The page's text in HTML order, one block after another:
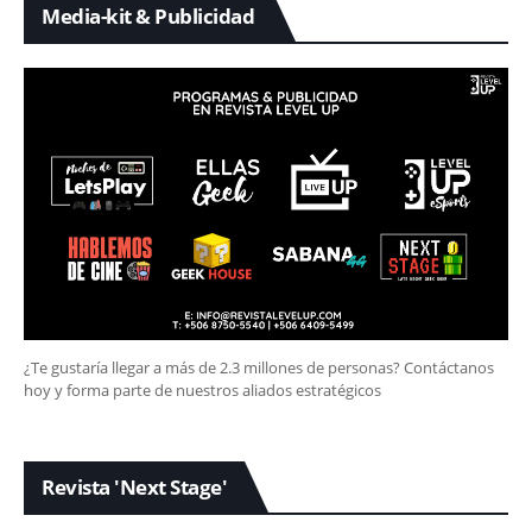
Media-kit & Publicidad
¿Te gustaría llegar a más de 2.3 millones de personas? Contáctanos
hoy y forma parte de nuestros aliados estratégicos
Revista 'Next Stage'